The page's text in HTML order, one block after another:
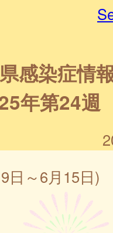
感染症情
年第24週
日～6月15日)